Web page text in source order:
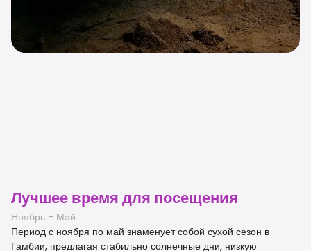
Лучшее время для посещения
Ноябрь - Май
Период с ноября по май знаменует собой сухой сезон в
Гамбии, предлагая стабильно солнечные дни, низкую